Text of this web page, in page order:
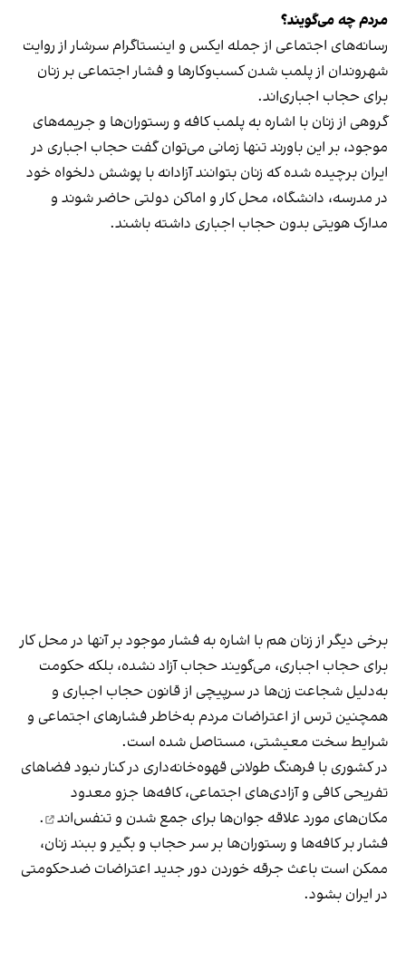
مردم چه می‌گویند؟
رسانه‎‌های اجتماعی از جمله ایکس و اینستاگرام سرشار از روایت
شهروندان از پلمب شدن کسب‌وکارها و فشار اجتماعی بر زنان
برای حجاب اجباری‌اند.
گروهی از زنان با اشاره به پلمب کافه و رستوران‌ها و جریمه‌های
موجود، بر این باورند تنها زمانی می‌توان گفت حجاب اجباری در
ایران برچیده شده که زنان بتوانند آزادانه با پوشش دلخواه خود
در مدرسه، دانشگاه، محل کار و اماکن دولتی حاضر شوند و
مدارک هویتی بدون حجاب اجباری داشته باشند.
برخی دیگر از زنان هم با اشاره به فشار موجود بر آنها در محل کار
برای حجاب اجباری، می‌گویند حجاب آزاد نشده، بلکه حکومت
به‌دلیل شجاعت زن‌ها در سرپیچی از قانون حجاب اجباری و
همچنین ترس از اعتراضات مردم به‌خاطر فشارهای اجتماعی و
شرایط سخت معیشتی، مستاصل شده است.
در کشوری با فرهنگ طولانی قهوه‌‌خانه‌داری در کنار نبود فضاهای
تفریحی کافی و آزادی‌های اجتماعی، کافه‌ها جزو معدود
مکان‌های مورد علاقه جوان‌ها برای جمع شدن و تنفس‌اند
.
فشار بر کافه‌ها و رستوران‌ها بر سر حجاب و بگیر و ببند زنان،
ممکن است باعث جرقه خوردن دور جدید اعتراضات ضدحکومتی
در ایران بشود.